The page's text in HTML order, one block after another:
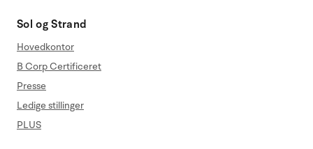
Sol og Strand
Hovedkontor
B Corp Certificeret
Presse
Ledige stillinger
PLUS